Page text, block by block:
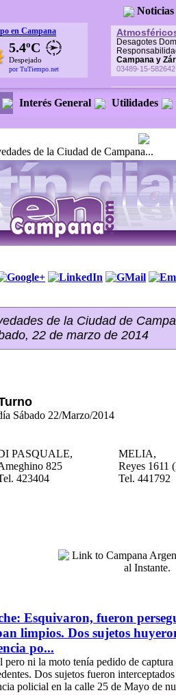
Noticias
Desagotes
Campana y
03489-15-
en Campana
5.4ºC
Despejado
por TuTiempo.net
Interés General Utilidades
de la Ciudad de Campana...
de la Ciudad de
22 de marzo de 2014
Sábado 22/Marzo/2014
PASQUALE,
825
423404
MELIA,
Reyes 1611
Tel. 441792
Esquivaron, fueron
limpios. Dos sujetos
po...
pero ni la moto tenía pedido de
Dos sujetos fueron
policial en la calle 25 de Mayo de